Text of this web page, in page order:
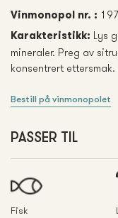
Vinmonopol nr. :
Karakteristikk: Lys
mineraler. Preg av
konsentrert ettersmak.
Bestill på vinmonopolet
PASSER TIL
Fisk